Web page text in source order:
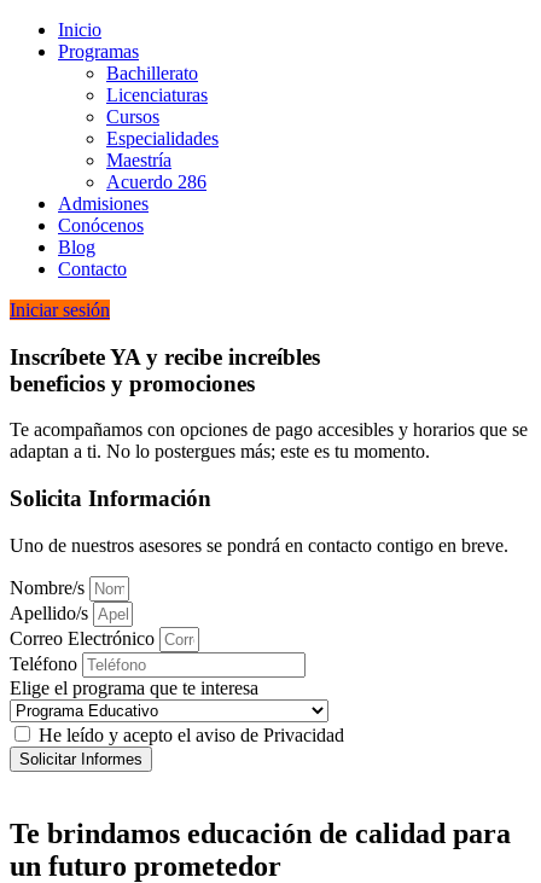
Inicio
Programas
Bachillerato
Licenciaturas
Cursos
Especialidades
Maestría
Acuerdo 286
Admisiones
Conócenos
Blog
Contacto
Iniciar sesión
Inscríbete YA y recibe increíbles
beneficios y promociones
Te acompañamos con opciones de pago accesibles y horarios que se
adaptan a ti. No lo postergues más; este es tu momento.
Solicita Información
Uno de nuestros asesores se pondrá en contacto contigo en breve.
Nombre/s
Apellido/s
Correo Electrónico
Teléfono
Elige el programa que te interesa
He leído y acepto el aviso de Privacidad
Solicitar Informes
Te brindamos educación de calidad para
un futuro prometedor